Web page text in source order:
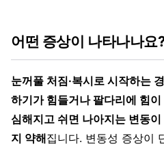
어떤 증상이 나타나나요
눈꺼풀 처짐·복시로 시작하는
하기가 힘들거나 팔다리에 힘이
심해지고 쉬면 나아지는 변동
지 약해집니다. 변동성 증상이